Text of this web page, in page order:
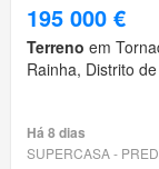
195 000 €
Terreno em
Rainha, Distrito
Há 8 dias
SUPERCASA -